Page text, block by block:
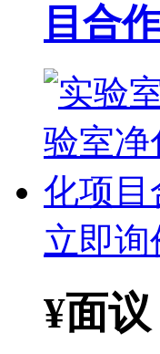
目合作
立即询
¥面议